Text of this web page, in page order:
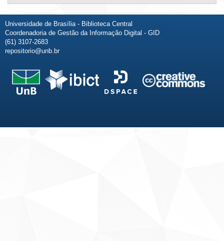
Universidade de Brasília - Biblioteca Central
Coordenadoria de Gestão da Informação Digital - GID
(61) 3107-2683
repositorio@unb.br